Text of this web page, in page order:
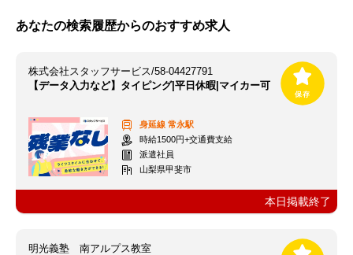
あなたの検索履歴からのおすすめ求人
株式会社スタッフサービス/58-04427791
【データ入力など】タイピング|平日休暇|マイカー可
身延線 常永駅
時給1500円+交通費支給
派遣社員
山梨県甲斐市
本日掲載終了
明光義塾 南アルプス教室